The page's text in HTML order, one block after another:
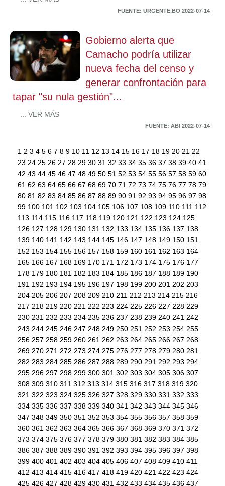
FUENTE: URGENTE.BO 2022-07-14
Gobierno alerta que
Camacho podría utilizar
nueva fecha del censo y
generar confrontación para
tapar "su nula gestión"...
... VER MÁS
FUENTE: ABI 2022-07-14
1 2 3 4 5 6 7 8 9 10 11 12 13 14 15 16 17 18 19 20 21 22
23 24 25 26 27 28 29 30 31 32 33 34 35 36 37 38 39 40 41
42 43 44 45 46 47 48 49 50 51 52 53 54 55 56 57 58 59 60
61 62 63 64 65 66 67 68 69 70 71 72 73 74 75 76 77 78 79
80 81 82 83 84 85 86 87 88 89 90 91 92 93 94 95 96 97 98
99 100 101 102 103 104 105 106 107 108 109 110 111 112
113 114 115 116 117 118 119 120 121 122 123 124 125
126 127 128 129 130 131 132 133 134 135 136 137 138
139 140 141 142 143 144 145 146 147 148 149 150 151
152 153 154 155 156 157 158 159 160 161 162 163 164
165 166 167 168 169 170 171 172 173 174 175 176 177
178 179 180 181 182 183 184 185 186 187 188 189 190
191 192 193 194 195 196 197 198 199 200 201 202 203
204 205 206 207 208 209 210 211 212 213 214 215 216
217 218 219 220 221 222 223 224 225 226 227 228 229
230 231 232 233 234 235 236 237 238 239 240 241 242
243 244 245 246 247 248 249 250 251 252 253 254 255
256 257 258 259 260 261 262 263 264 265 266 267 268
269 270 271 272 273 274 275 276 277 278 279 280 281
282 283 284 285 286 287 288 289 290 291 292 293 294
295 296 297 298 299 300 301 302 303 304 305 306 307
308 309 310 311 312 313 314 315 316 317 318 319 320
321 322 323 324 325 326 327 328 329 330 331 332 333
334 335 336 337 338 339 340 341 342 343 344 345 346
347 348 349 350 351 352 353 354 355 356 357 358 359
360 361 362 363 364 365 366 367 368 369 370 371 372
373 374 375 376 377 378 379 380 381 382 383 384 385
386 387 388 389 390 391 392 393 394 395 396 397 398
399 400 401 402 403 404 405 406 407 408 409 410 411
412 413 414 415 416 417 418 419 420 421 422 423 424
425 426 427 428 429 430 431 432 433 434 435 436 437